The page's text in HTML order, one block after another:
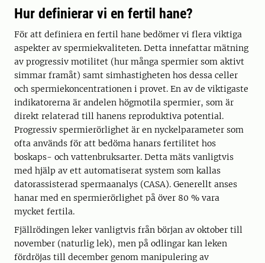
Hur definierar vi en fertil hane?
För att definiera en fertil hane bedömer vi flera viktiga
aspekter av spermiekvaliteten. Detta innefattar mätning
av progressiv motilitet (hur många spermier som aktivt
simmar framåt) samt simhastigheten hos dessa celler
och spermiekoncentrationen i provet. En av de viktigaste
indikatorerna är andelen högmotila spermier, som är
direkt relaterad till hanens reproduktiva potential.
Progressiv spermierörlighet är en nyckelparameter som
ofta används för att bedöma hanars fertilitet hos
boskaps- och vattenbruksarter. Detta mäts vanligtvis
med hjälp av ett automatiserat system som kallas
datorassisterad spermaanalys (CASA). Generellt anses
hanar med en spermierörlighet på över 80 % vara
mycket fertila.
Fjällrödingen leker vanligtvis från början av oktober till
november (naturlig lek), men på odlingar kan leken
fördröjas till december genom manipulering av